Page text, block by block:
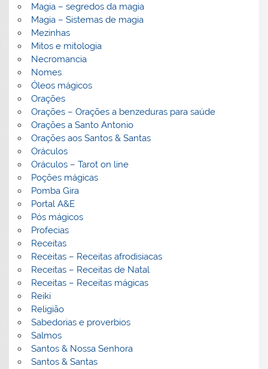
Magia – segredos da magia
Magia – Sistemas de magia
Mezinhas
Mitos e mitologia
Necromancia
Nomes
Óleos mágicos
Orações
Orações – Orações a benzeduras para saúde
Orações a Santo Antonio
Orações aos Santos & Santas
Oráculos
Oráculos – Tarot on line
Poções mágicas
Pomba Gira
Portal A&E
Pós mágicos
Profecias
Receitas
Receitas – Receitas afrodisiacas
Receitas – Receitas de Natal
Receitas – Receitas mágicas
Reiki
Religião
Sabedorias e proverbios
Salmos
Santos & Nossa Senhora
Santos & Santas